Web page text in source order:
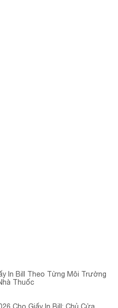
In Bill Theo Từng Môi Trường
Thuốc